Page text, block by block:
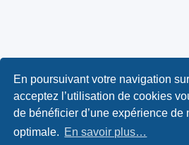
En poursuivant votre navigation
acceptez l’utilisation de cookies
de bénéficier d’une expérience de
optimale. En savoir plus…